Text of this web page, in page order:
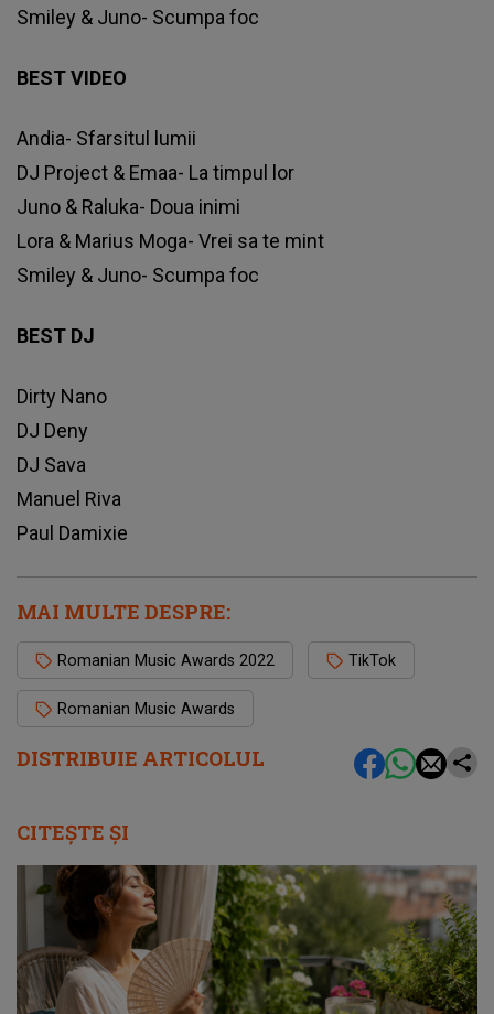
DISTRIBUIE ARTICOLUL
Smiley & Juno- Scumpa foc
BEST VIDEO
Andia- Sfarsitul lumii
DJ Project & Emaa- La timpul lor
Juno & Raluka- Doua inimi
Lora & Marius Moga- Vrei sa te mint
Smiley & Juno- Scumpa foc
BEST DJ
Dirty Nano
DJ Deny
DJ Sava
Manuel Riva
Paul Damixie
MAI MULTE DESPRE:
Romanian Music Awards 2022 TikTok
Romanian Music Awards
CITEȘTE ȘI